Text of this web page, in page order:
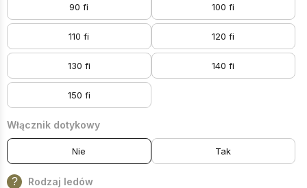
90 fi 100 fi
110 fi 120 fi
130 fi 140 fi
150 fi
Włącznik dotykowy
Nie Tak
? Rodzaj ledów